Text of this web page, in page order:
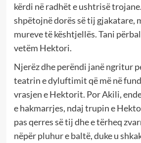
kërdi në radhët e ushtrisë
shpëtojnë dorës së tij gjakatare,
mureve të kështjellës. Tani
vetëm Hektori.
Njerëz dhe perëndi janë ngritur
teatrin e dyluftimit që më në
vrasjen e Hektorit. Por Akili, ende
e hakmarrjes, ndaj trupin e
pas qerres së tij dhe e tërheq
nëpër pluhur e baltë, duke u